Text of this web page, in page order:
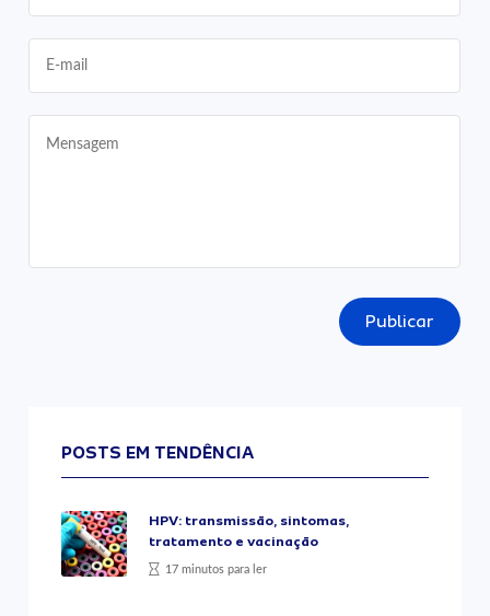
Publicar
POSTS EM TENDÊNCIA
HPV: transmissão, sintomas,
tratamento e vacinação
17 minutos para ler